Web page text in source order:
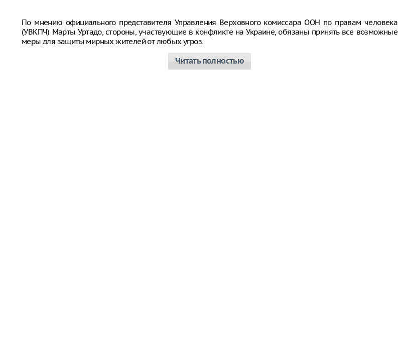
По мнению официального представителя Управления Верховного комиссара ООН по правам человека
(УВКПЧ) Марты Уртадо, стороны, участвующие в конфликте на Украине, обязаны принять все возможные
меры для защиты мирных жителей от любых угроз.
Читать полностью